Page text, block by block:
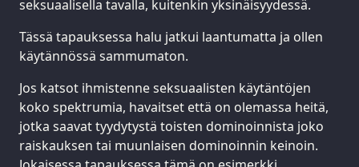
seksuaalisella tavalla, kuitenkin yksinäisyydessä.
Tässä tapauksessa halu jatkui laantumatta ja ollen
käytännössä sammumaton.
Jos katsot ihmistenne seksuaalisten käytäntöjen
koko spektrumia, havaitset että on olemassa heitä,
jotka saavat tyydytystä toisten dominoinnista joko
raiskauksen tai muunlaisen dominoinnin keinoin.